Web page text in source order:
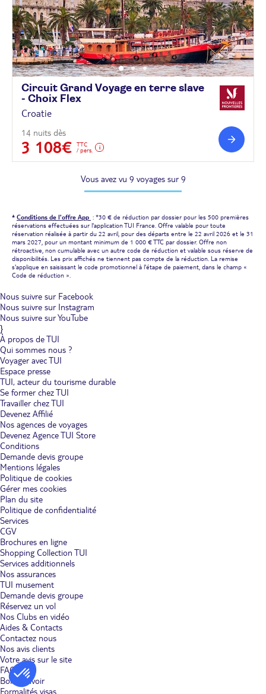
Circuit Grand Voyage en terre slave
- Choix Flex
Croatie
14 nuits dès
3 108€
TTC
/ pers.
Vous avez vu 9 voyages sur 9
* Conditions de l'offre App : *30 € de réduction par dossier pour les 500 premières
réservations effectuées sur l'application TUI France. Offre valable pour toute
réservation réalisée à partir du 22 avril, pour des départs entre le 22 avril 2026 et le 31
mars 2027, pour un montant minimum de 1 000 € TTC par dossier. Offre non
rétroactive, non cumulable avec un autre code de réduction et valable sous réserve de
disponibilités. Les prix affichés ne tiennent pas compte de la réduction. La remise
s'applique en saisissant le code promotionnel à l'étape de paiement, dans le champ «
Code de réduction ».
Nous suivre sur Facebook
Nous suivre sur Instagram
Nous suivre sur YouTube
}
À propos de TUI
Qui sommes nous ?
Voyager avec TUI
Espace presse
TUI, acteur du tourisme durable
Se former chez TUI
Travailler chez TUI
Devenez Affilié
Nos agences de voyages
Devenez Agence TUI Store
Conditions
Demande devis groupe
Mentions légales
Politique de cookies
Gérer mes cookies
Plan du site
Politique de confidentialité
Services
CGV
Brochures en ligne
Shopping Collection TUI
Services additionnels
Nos assurances
TUI musement
Demande devis groupe
Réservez un vol
Nos Clubs en vidéo
Aides & Contacts
Contactez nous
Nos avis clients
Votre avis sur le site
FAQ
Bon à savoir
Formalités visas